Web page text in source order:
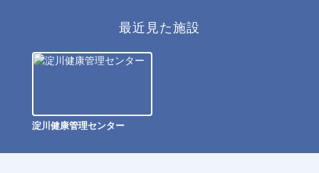
最近見た施設
淀川健康管理センター